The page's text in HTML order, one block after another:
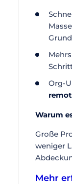
Org-
Warum
Große
weniger
Mehr